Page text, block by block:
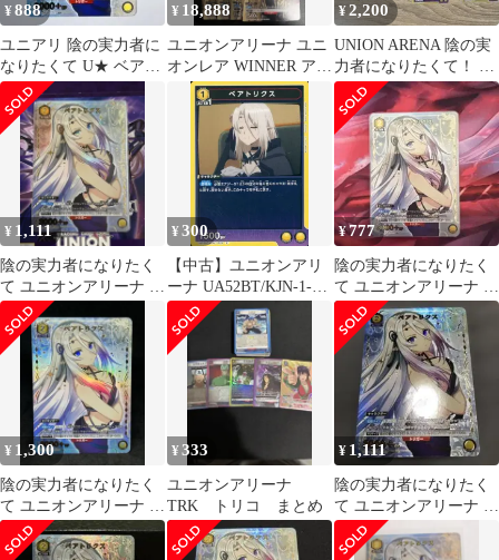
¥888
ユニアリ 陰の実力者に
なりたくて U★ ベアト
リクス パラレル
¥ 18,888
ユニオンアリーナ ユニ
オンレア WINNER アル
ファ おまけ付き
¥2,200
UNION ARENA 陰の実
力者になりたくて！ ま
とめ売り
¥ 1,111
陰の実力者になりたく
て ユニオンアリーナ ベ
アトリクス パラレル
U★
¥300
【中古】ユニオンアリ
ーナ UA52BT/KJN-1-
026[C]：ベアトリクス
¥777
陰の実力者になりたく
て ユニオンアリーナ ベ
アトリクス パラレル
U★
¥ 1,300
陰の実力者になりたく
て ユニオンアリーナ ベ
アトリクス パラレル
U★
¥333
ユニオンアリーナ
TRK トリコ まとめ
¥ 1,111
陰の実力者になりたく
て ユニオンアリーナ ベ
アトリクス パラレル
U★